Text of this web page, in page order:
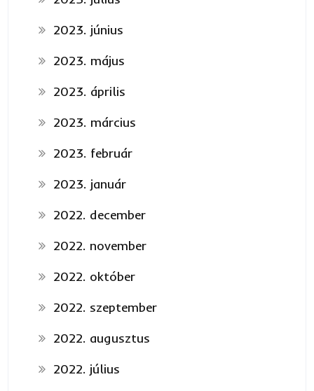
2023. június
2023. május
2023. április
2023. március
2023. február
2023. január
2022. december
2022. november
2022. október
2022. szeptember
2022. augusztus
2022. július